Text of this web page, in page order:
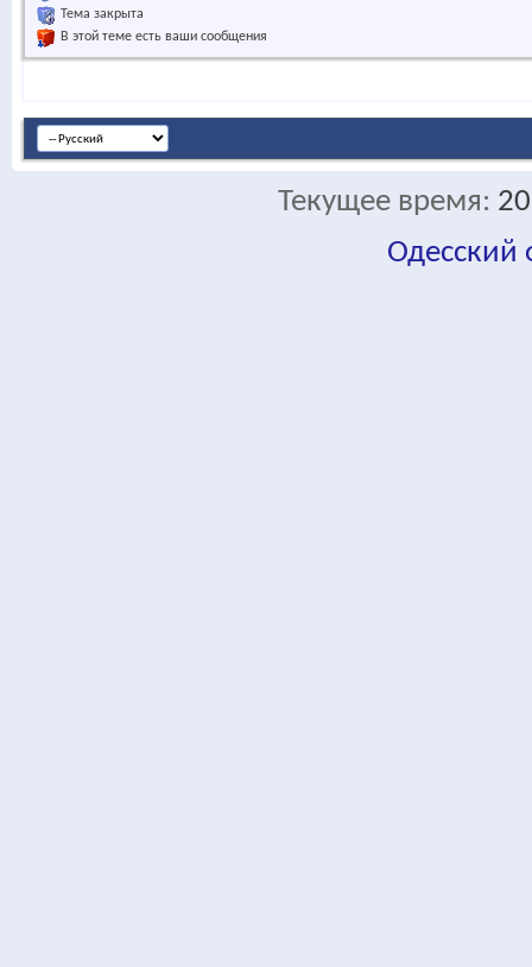
Тема закрыта
В этой теме есть ваши сообщения
Текущее время:
Одесский